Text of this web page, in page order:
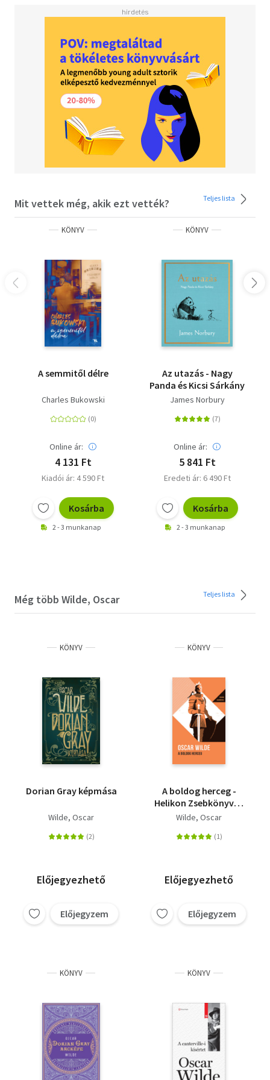
Mit vettek még, akik ezt vették? Teljes lista
KÖNYV
A semmitől délre
Charles Bukowski
Online ár:
4 131 Ft
Kiadói ár: 4 590 Ft
Kosárba
2 - 3 munkanap
KÖNYV
Az utazás - Nagy
Panda és Kicsi Sárkány
James Norbury
Online ár:
5 841 Ft
Eredeti ár: 6 490 Ft
Kosárba
2 - 3 munkanap
Még több Wilde, Oscar Teljes lista
KÖNYV
Dorian Gray képmása
Wilde, Oscar
Előjegyezhető
Előjegyzem
KÖNYV
A boldog herceg -
Helikon Zsebkönyvek
2.
Wilde, Oscar
Előjegyezhető
Előjegyzem
KÖNYV KÖNYV